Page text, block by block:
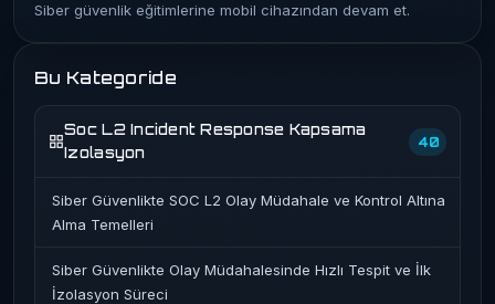
Siber güvenlik eğitimlerine mobil cihazından devam et.
Bu Kategoride
Soc L2 Incident Response Kapsama
Izolasyon
40
Siber Güvenlikte SOC L2 Olay Müdahale ve Kontrol Altına
Alma Temelleri
Siber Güvenlikte Olay Müdahalesinde Hızlı Tespit ve İlk
İzolasyon Süreci